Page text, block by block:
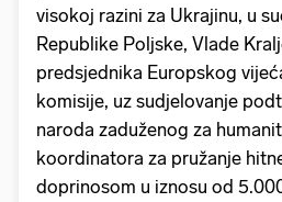
visokoj razini za Ukrajinu, u
Republike Poljske, Vlade
predsjednika Europskog
komisije, uz sudjelovanje
naroda zaduženog za
koordinatora za pružanje
doprinosom u iznosu od